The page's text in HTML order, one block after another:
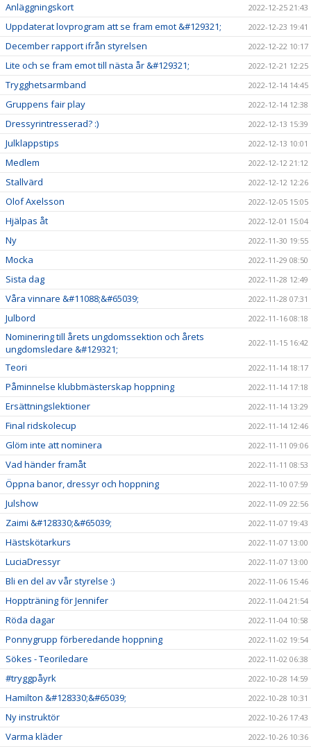
Anläggningskort 2022-12-25 21:43
Uppdaterat lovprogram att se fram emot &#129321; 2022-12-23 19:41
December rapport ifrån styrelsen 2022-12-22 10:17
Lite och se fram emot till nästa år &#129321; 2022-12-21 12:25
Trygghetsarmband 2022-12-14 14:45
Gruppens fair play 2022-12-14 12:38
Dressyrintresserad? :) 2022-12-13 15:39
Julklappstips 2022-12-13 10:01
Medlem 2022-12-12 21:12
Stallvärd 2022-12-12 12:26
Olof Axelsson 2022-12-05 15:05
Hjälpas åt 2022-12-01 15:04
Ny 2022-11-30 19:55
Mocka 2022-11-29 08:50
Sista dag 2022-11-28 12:49
Våra vinnare &#11088;&#65039; 2022-11-28 07:31
Julbord 2022-11-16 08:18
Nominering till årets ungdomssektion och årets
ungdomsledare &#129321;
2022-11-15 16:42
Teori 2022-11-14 18:17
Påminnelse klubbmästerskap hoppning 2022-11-14 17:18
Ersättningslektioner 2022-11-14 13:29
Final ridskolecup 2022-11-14 12:46
Glöm inte att nominera 2022-11-11 09:06
Vad händer framåt 2022-11-11 08:53
Öppna banor, dressyr och hoppning 2022-11-10 07:59
Julshow 2022-11-09 22:56
Zaimi &#128330;&#65039; 2022-11-07 19:43
Hästskötarkurs 2022-11-07 13:00
LuciaDressyr 2022-11-07 13:00
Bli en del av vår styrelse :) 2022-11-06 15:46
Hoppträning för Jennifer 2022-11-04 21:54
Röda dagar 2022-11-04 10:58
Ponnygrupp förberedande hoppning 2022-11-02 19:54
Sökes - Teoriledare 2022-11-02 06:38
#tryggpåyrk 2022-10-28 14:59
Hamilton &#128330;&#65039; 2022-10-28 10:31
Ny instruktör 2022-10-26 17:43
Varma kläder 2022-10-26 10:36